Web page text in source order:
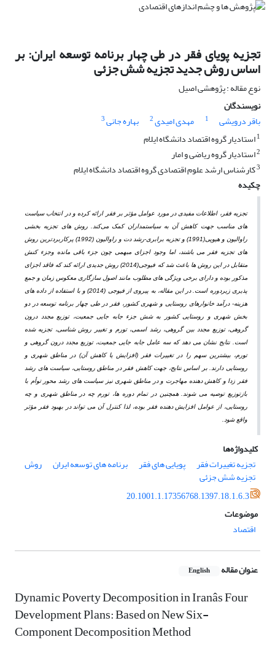
تجزیه پویای فقر در طی چهار برنامه توسعه ایران: بر
اساس روش جدید تجزیه شش جزئی
نوع مقاله : پژوهشی اصیل
نویسندگان
باقر درویشی
1 مهدی امیدی2 بهاره جانی3
1استادیار گروه اقتصاد دانشگاه ایلام
2استادیار گروه ریاضی و امار
3کارشناس ارشد علوم اقتصادی گروه اقتصاد دانشگاه ایلام
چکیده
تجزیه فقر، اطلاعات مفیدی در مورد عوامل مؤثر بر فقر ارائه کرده و در انتخاب سیاست
های مناسب جهت کاهش آن به سیاستمداران کمک می‌کند. روش های تجزیه بخشی
راوالیون و هیوپی(1991) و تجزیه برابری-رشد دت و راوالیون (1992) پرکاربردترین روش
های تجزیه فقر می باشند، اما وجود اجزای مبهمی چون جزء باقی مانده وجزء کنش
متقابل در این روش ها باعث شد که فیوجی
(2014) روش جدیدی ارائه کند که فاقد اجزای
مذکور بوده و دارای برخی ویژگی های مطلوب مانند اصول سازگاری معکوس زمان و جمع
پذیری زیردوره است. در این مقاله، به پیروی از فیوجی (2014) و با استفاده از داده
های
هزینه- درآمد خانوارهای روستایی و شهری کشور، فقر در طی چهار برنامه توسعه در دو
بخش شهری و روستایی کشور به شش جزء جابه
جایی جمعیت، توزیع مجدد درون
گروهی، توزیع مجدد بین گروهی، رشد اسمی، تورم و تغییر روش شناسی، تجزیه شده
است. نتایج نشان می دهد که سه عامل جابه جایی جمعیت، توزیع مجدد درون گروهی و
تورم، بیشترین سهم را در تغییرات فقر (افزایش یا کاهش آن) در مناطق شهری و
روستایی دارند. بر اساس نتایج، جهت کاهش فقر در مناطق روستایی، سیاست های رشد
فقر
زدا و کاهش دهنده مهاجرت و در مناطق شهری نیز سیاست های رشد محور توأم با
بازتوزیع توصیه می شوند. همچنین در تمام دوره ها، تورم چه در مناطق شهری و چه
روستایی، از عوامل افزایش دهنده فقر بوده، لذا کنترل آن می تواند در بهبود فقر مؤثر
واقع شود.
کلیدواژه‌ها
تجزیه تغییرات فقر
پویایی های فقر برنامه های توسعه ایران روش
تجزیه شش جزئی
20.1001.1.17356768.1397.18.1.6.3
موضوعات
اقتصاد
عنوان مقاله English
Dynamic Poverty Decomposition in Iranâs Four
Development Plans: Based on New Six-
Component Decomposition Method